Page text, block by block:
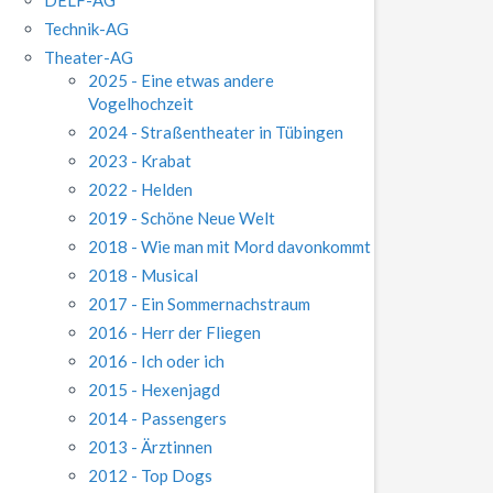
Technik-AG
Theater-AG
2025 - Eine etwas andere
Vogelhochzeit
2024 - Straßentheater in Tübingen
2023 - Krabat
2022 - Helden
2019 - Schöne Neue Welt
2018 - Wie man mit Mord davonkommt
2018 - Musical
2017 - Ein Sommernachstraum
2016 - Herr der Fliegen
2016 - Ich oder ich
2015 - Hexenjagd
2014 - Passengers
2013 - Ärztinnen
2012 - Top Dogs